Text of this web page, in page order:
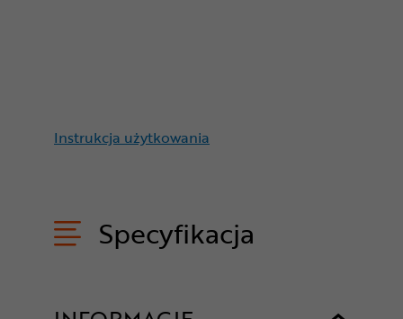
Instrukcja użytkowania
Specyfikacja